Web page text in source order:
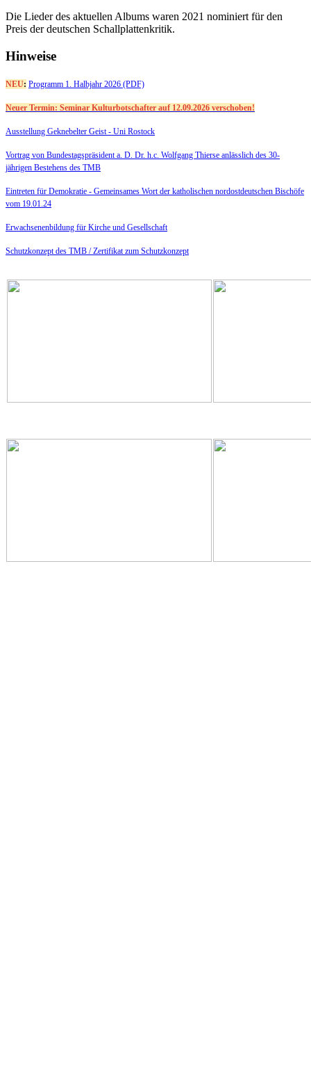
Die Lieder des aktuellen Albums waren 2021 nominiert für den
Preis der deutschen Schallplattenkritik.
Hinweise
NEU: Programm 1. Halbjahr 2026 (PDF)
Neuer Termin: Seminar Kulturbotschafter auf 12.09.2026 verschoben!
Ausstellung Geknebelter Geist - Uni Rostock
Vortrag von Bundestagspräsident a. D. Dr. h.c. Wolfgang Thierse anlässlich des 30-
jährigen Bestehens des TMB
Eintreten für Demokratie - Gemeinsames Wort der katholischen nordostdeutschen Bischöfe
vom 19.01.24
Erwachsenenbildung für Kirche und Gesellschaft
Schutzkonzept des TMB / Zertifikat zum Schutzkonzept